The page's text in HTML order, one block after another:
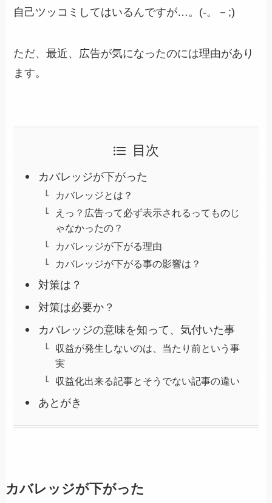
自己ツッコミしてはいるんですが…。(-。－;)
ただ、最近、広告が気になったのには理由があり
ます。
目次
カバレッジが下がった
カバレッジとは？
えっ？広告って必ず表示されるってものじ
ゃなかったの？
カバレッジが下がる理由
カバレッジが下がる事の影響は？
対策は？
対策は必要か？
カバレッジの意味を知って、気付いた事
収益が発生しないのは、当たり前という事
実
収益化出来る記事とそうでない記事の違い
あとがき
カバレッジが下がった